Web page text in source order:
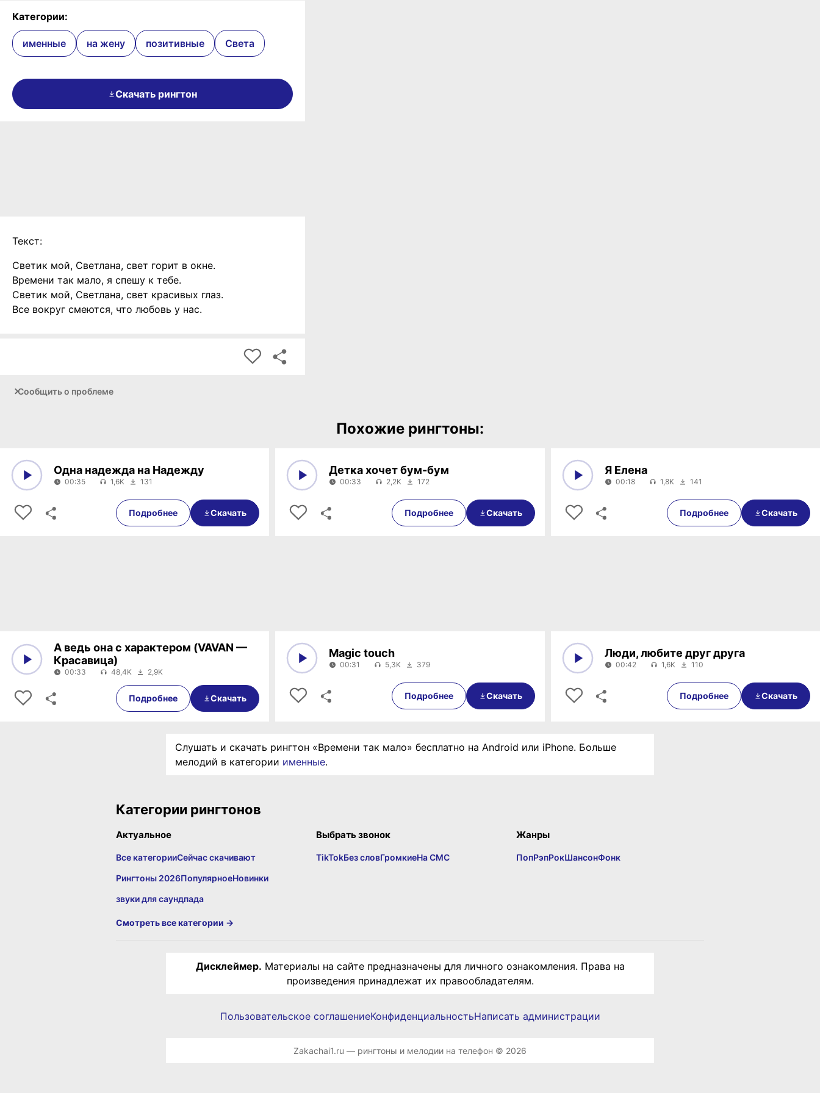
Категории:
именные на жену позитивные Света
Скачать рингтон
Текст:
Светик мой, Светлана, свет горит в окне.
Времени так мало, я спешу к тебе.
Светик мой, Светлана, свет красивых глаз.
Все вокруг смеются, что любовь у нас.
Сообщить о проблеме
Похожие рингтоны:
00:35
Одна надежда на Надежду
00:35 1,6K 131
Подробнее Скачать
00:33
Детка хочет бум-бум
00:33 2,2K 172
Подробнее Скачать
00:18
Я Елена
00:18 1,8K 141
Подробнее Скачать
00:33
А ведь она с характером (VAVAN —
Красавица)
00:33 48,4K 2,9K
Подробнее Скачать
00:31
Magic touch
00:31 5,3K 379
Подробнее Скачать
00:42
Люди, любите друг друга
00:42 1,6K 110
Подробнее Скачать
Слушать и скачать рингтон «Времени так мало» бесплатно на Android или iPhone. Больше
мелодий в категории именные.
Категории рингтонов
Актуальное
Все категорииСейчас скачивают
Рингтоны 2026ПопулярноеНовинки
звуки для саундпада
Выбрать звонок
TikTokБез словГромкиеНа СМС
Жанры
ПопРэпРокШансонФонк
Смотреть все категории →
Дисклеймер. Материалы на сайте предназначены для личного ознакомления. Права на
произведения принадлежат их правообладателям.
Пользовательское соглашениеКонфиденциальностьНаписать администрации
Zakachai1.ru — рингтоны и мелодии на телефон © 2026